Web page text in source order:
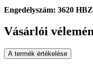
Engedélyszám: 3620
Vásárlói
A termék értékelése